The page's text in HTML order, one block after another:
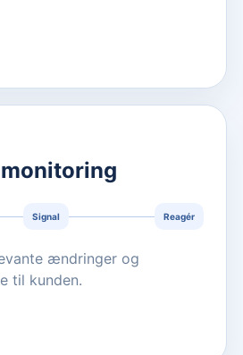
Signal Reagér
ændringer og
til kunden.